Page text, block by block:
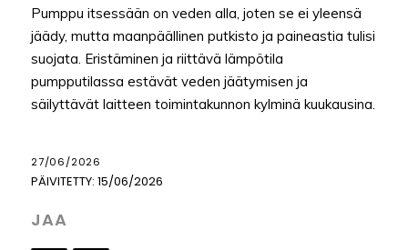
Pumppu itsessään on veden alla, joten se ei yleensä
jäädy, mutta maanpäällinen putkisto ja paineastia tulisi
suojata. Eristäminen ja riittävä lämpötila
pumpputilassa estävät veden jäätymisen ja
säilyttävät laitteen toimintakunnon kylminä kuukausina.
27/06/2026
PÄIVITETTY: 15/06/2026
JAA